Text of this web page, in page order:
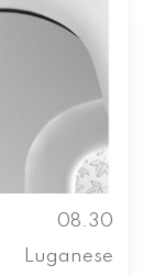
08.30
Luganese